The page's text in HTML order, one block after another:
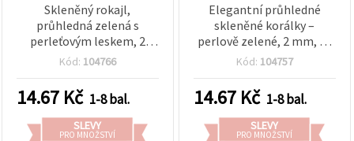
Skleněný rokajl,
průhledná zelená s
perleťovým leskem, 2
mm, 50 g
Kód: 104766
14.67 Kč 1-8 bal.
SLEVY
PRO MNOŽSTVÍ
Elegantní průhledné
skleněné korálky –
perlově zelené, 2 mm, 1–
50 g, ideální pro svěží
Kód: 104757
14.67 Kč 1-8 bal.
SLEVY
PRO MNOŽSTVÍ